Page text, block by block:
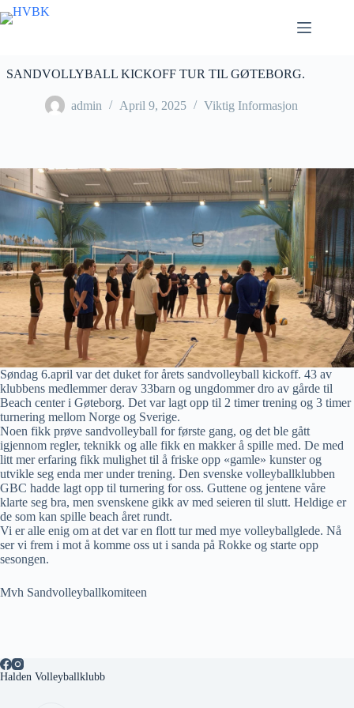
Skip
to
SANDVOLLYBALL KICKOFF TUR TIL GØTEBORG.
admin April 9, 2025 Viktig Informasjon
Søndag 6.april var det duket for årets sandvolleyball kickoff. 43 av
klubbens medlemmer derav 33barn og ungdommer dro av gårde til
Beach center i Gøteborg. Det var lagt opp til 2 timer trening og 3 timer
turnering mellom Norge og Sverige.
Noen fikk prøve sandvolleyball for første gang, og det ble gått
igjennom regler, teknikk og alle fikk en makker å spille med. De med
litt mer erfaring fikk mulighet til å friske opp «gamle» kunster og
utvikle seg enda mer under trening. Den svenske volleyballklubben
GBC hadde lagt opp til turnering for oss. Guttene og jentene våre
klarte seg bra, men svenskene gikk av med seieren til slutt. Heldige er
de som kan spille beach året rundt.
Vi er alle enig om at det var en flott tur med mye volleyballglede. Nå
ser vi frem i mot å komme oss ut i sanda på Rokke og starte opp
sesongen.
Mvh Sandvolleyballkomiteen
Halden Volleyballklubb